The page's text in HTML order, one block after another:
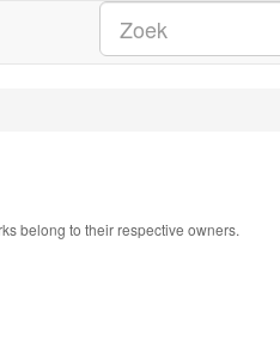
belong to their respective owners.